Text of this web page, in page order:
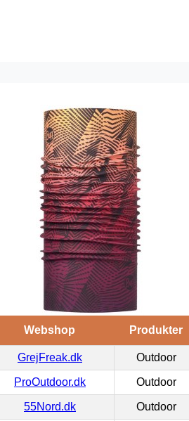
Webshop Produkter
GrejFreak.dk Outdoor
ProOutdoor.dk Outdoor
55Nord.dk Outdoor